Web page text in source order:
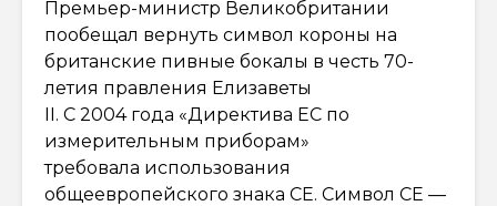
Премьер-министр Великобритании
пообещал вернуть символ короны на
британские пивные бокалы в честь 70-
летия правления Елизаветы
II. С 2004 года «Директива ЕС по
измерительным приборам»
требовала использования
общеевропейского знака CE. Символ CE —